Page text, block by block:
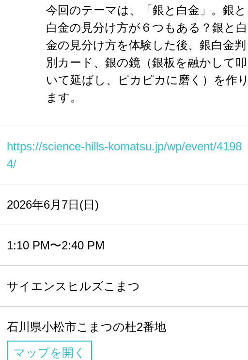
今回のテーマは、「銀と白金」。銀と
白金の見分け方が６つもある？銀と白
金の見分け方を体験した後、銀白金判
別カード、銀の鏡（銀板を融かして叩
いて延ばし、ピカピカに磨く）を作り
ます。
https://science-hills-komatsu.jp/wp/event/4198
4/
2026年6月7日(日)
1:10 PM〜2:40 PM
サイエンスヒルズこまつ
石川県小松市こまつの杜2番地
マップを開く